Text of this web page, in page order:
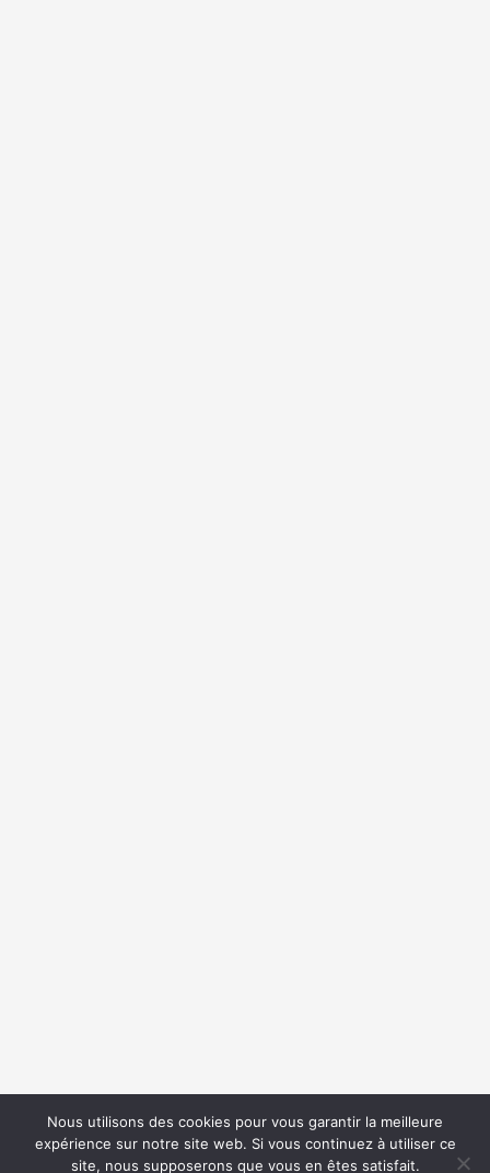
{{classes.skipBackward}}
{{classes.skipForward}}
Nous utilisons des cookies pour vous garantir la meilleure
expérience sur notre site web. Si vous continuez à utiliser ce
site, nous supposerons que vous en êtes satisfait.